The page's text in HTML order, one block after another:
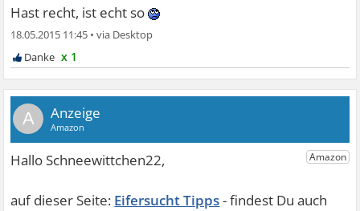
Hast recht, ist echt so
18.05.2015 11:45 •
x 1
A
Eifersucht Tipps